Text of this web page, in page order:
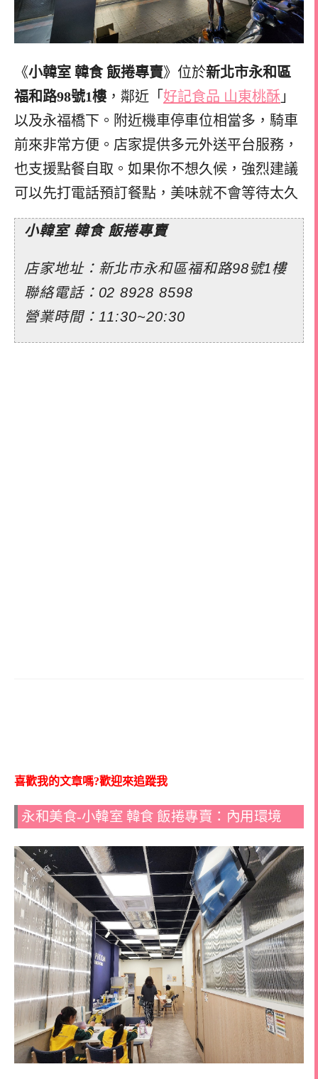
《小韓室 韓食 飯捲專賣》位於新北市永和區
福和路98號1樓 ，鄰近「 好記食品 山東桃酥 」
以及永福橋下。附近機車停車位相當多，騎車
前來非常方便。店家提供多元外送平台服務，
也支援點餐自取。如果你不想久候，強烈建議
可以先打電話預訂餐點，美味就不會等待太久
小韓室 韓食 飯捲專賣
店家地址：新北市永和區福和路98號1樓
聯絡電話：02 8928 8598
營業時間：11:30~20:30
喜歡我的文章嗎?歡迎來追蹤我
永和美食-小韓室 韓食 飯捲專賣：內用環境